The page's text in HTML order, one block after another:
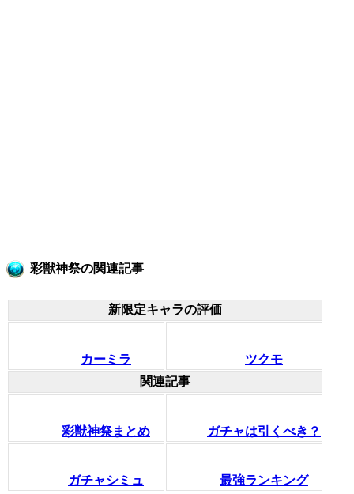
彩獣神祭の関連記事
新限定キャラの評価
カーミラ
ツクモ
関連記事
彩獣神祭まとめ ガチャは引くべき？
ガチャシミュ 最強ランキング